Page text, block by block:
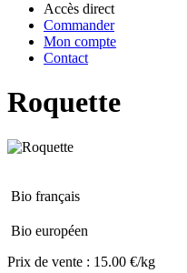
Accès direct
Commander
Mon compte
Contact
Roquette
Bio français
Bio européen
Prix de vente : 15.00 €/kg